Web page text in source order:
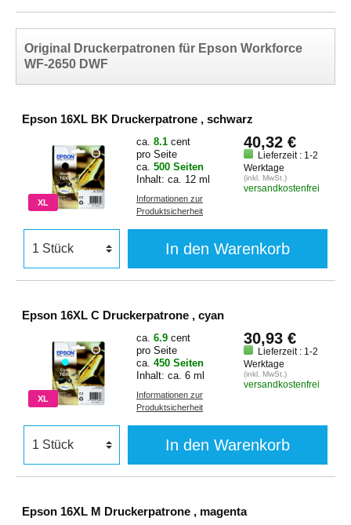
Original Druckerpatronen für Epson Workforce
WF-2650 DWF
Epson 16XL BK Druckerpatrone , schwarz
XL
ca. 8.1 cent
pro Seite
ca. 500 Seiten
Inhalt: ca. 12 ml
Informationen zur
Produktsicherheit
40,32 €
Lieferzeit : 1-2
Werktage
(inkl. MwSt.)
versandkostenfrei
In den Warenkorb
Epson 16XL C Druckerpatrone , cyan
XL
ca. 6.9 cent
pro Seite
ca. 450 Seiten
Inhalt: ca. 6 ml
Informationen zur
Produktsicherheit
30,93 €
Lieferzeit : 1-2
Werktage
(inkl. MwSt.)
versandkostenfrei
In den Warenkorb
Epson 16XL M Druckerpatrone , magenta